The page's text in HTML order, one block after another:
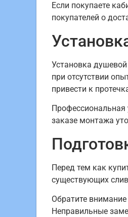
Если покупаете
покупателей о
Установка
при отсутствии
привести к
Профессиональная
заказе монтажа
Перед тем как
существующих
Обратите
Неправильные